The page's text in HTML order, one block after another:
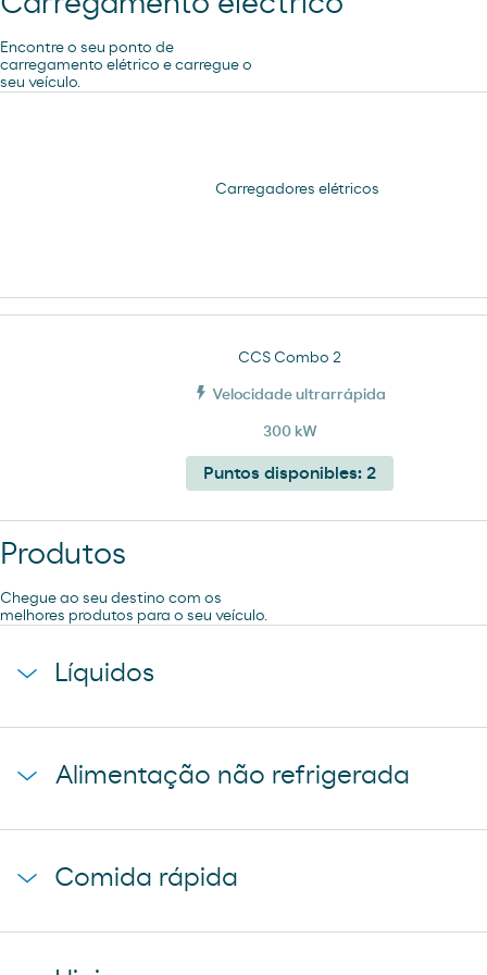
Encontre o seu ponto de
carregamento elétrico e carregue o
seu veículo.
Carregadores elétricos
CCS Combo 2
Velocidade ultrarrápida
300 kW
Puntos disponibles: 2
Produtos
Chegue ao seu destino com os
melhores produtos para o seu veículo.
Líquidos
coca-cola
cerveza mahou clasica
Alimentação não refrigerada
donuts
galletas filipinos
Comida rápida